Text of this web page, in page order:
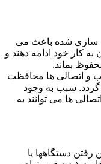
سازی شده باعث می
کار خود ادامه دهند و
بماند.
و اتصالی ها محافظت
گردد. سبب به وجود
ها می توانند به
دستگاهها یا